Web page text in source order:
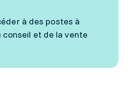
à des postes à
et de la vente